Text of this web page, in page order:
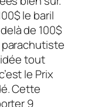
le baril
de 100$
parachutiste
tout
le Prix
Cette
9